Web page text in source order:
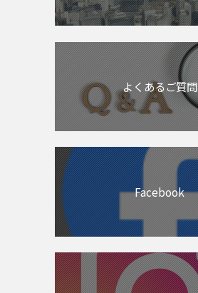
よくあるご質問
Facebook